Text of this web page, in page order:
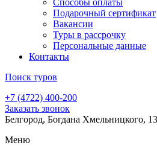
Подарочный сертификат
Вакансии
Туры в рассрочку
Персональные данные
Контакты
Поиск туров
+7 (4722) 400-200
Заказать звонок
Белгород, Богдана Хмельницкого,
Меню